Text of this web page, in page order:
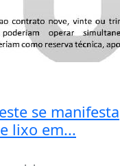
se manifesta
lixo em...